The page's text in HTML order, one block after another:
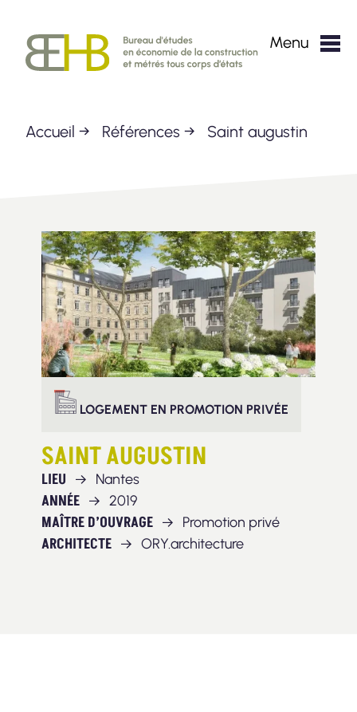
contenu
BEHB
Menu
Accueil → Références → Saint augustin
LOGEMENT EN PROMOTION PRIVÉE
SAINT AUGUSTIN
LIEU Nantes
ANNÉE 2019
MAÎTRE D’OUVRAGE Promotion privé
ARCHITECTE ORY.architecture